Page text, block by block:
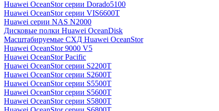
Huawei OceanStor серии Dorado5100
Huawei OceanStor серии VIS6600T
Huawei серии NAS N2000
Дисковые полки Huawei OceanDisk
Масштабируемые СХД Huawei OceanStor
Huawei OceanStor 9000 V5
Huawei OceanStor Pacific
Huawei OceanStor серии S2200T
Huawei OceanStor серии S2600T
Huawei OceanStor серии S5500T
Huawei OceanStor серии S5600T
Huawei OceanStor серии S5800T